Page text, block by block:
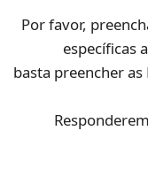
Por favor,
específicas
basta preencher as